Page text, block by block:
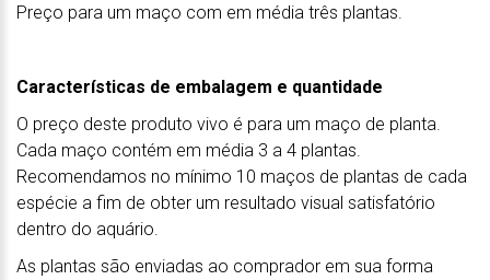
Preço para um maço com em média três plantas.
Características de embalagem e quantidade
O preço deste produto vivo é para um maço de planta.
Cada maço contém em média 3 a 4 plantas.
Recomendamos no mínimo 10 maços de plantas de cada
espécie a fim de obter um resultado visual satisfatório
dentro do aquário.
As plantas são enviadas ao comprador em sua forma